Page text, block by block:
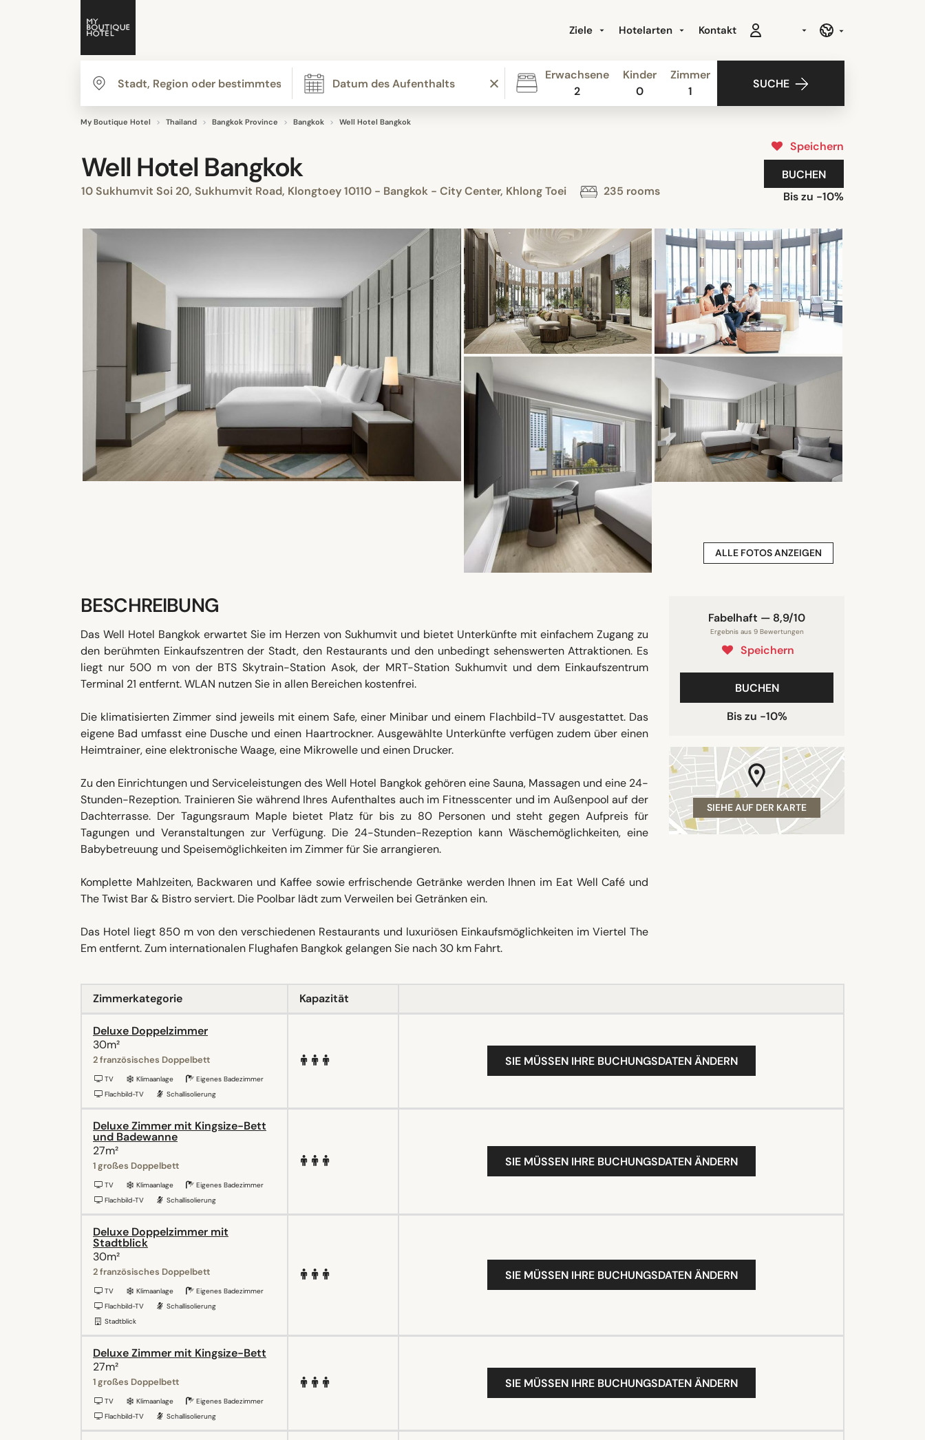
Ziele Hotelarten Kontakt
Erwachsene
2
Kinder
0
Zimmer
1
SUCHE
My Boutique Hotel Thailand Bangkok Province Bangkok Well Hotel Bangkok
Well Hotel Bangkok
10 Sukhumvit Soi 20, Sukhumvit Road, Klongtoey 10110 - Bangkok - City Center, Khlong Toei 235 rooms
Speichern
BUCHEN
Bis zu -10%
ALLE FOTOS ANZEIGEN
Fabelhaft — 8,9/10
Ergebnis aus 9 Bewertungen
Speichern
BUCHEN
Bis zu -10%
SIEHE AUF DER KARTE
BESCHREIBUNG
Das Well Hotel Bangkok erwartet Sie im Herzen von Sukhumvit und bietet Unterkünfte mit einfachem Zugang zu
den berühmten Einkaufszentren der Stadt, den Restaurants und den unbedingt sehenswerten Attraktionen. Es
liegt nur 500 m von der BTS Skytrain-Station Asok, der MRT-Station Sukhumvit und dem Einkaufszentrum
Terminal 21 entfernt. WLAN nutzen Sie in allen Bereichen kostenfrei.
Die klimatisierten Zimmer sind jeweils mit einem Safe, einer Minibar und einem Flachbild-TV ausgestattet. Das
eigene Bad umfasst eine Dusche und einen Haartrockner. Ausgewählte Unterkünfte verfügen zudem über einen
Heimtrainer, eine elektronische Waage, eine Mikrowelle und einen Drucker.
Zu den Einrichtungen und Serviceleistungen des Well Hotel Bangkok gehören eine Sauna, Massagen und eine 24-
Stunden-Rezeption. Trainieren Sie während Ihres Aufenthaltes auch im Fitnesscenter und im Außenpool auf der
Dachterrasse. Der Tagungsraum Maple bietet Platz für bis zu 80 Personen und steht gegen Aufpreis für
Tagungen und Veranstaltungen zur Verfügung. Die 24-Stunden-Rezeption kann Wäschemöglichkeiten, eine
Babybetreuung und Speisemöglichkeiten im Zimmer für Sie arrangieren.
Komplette Mahlzeiten, Backwaren und Kaffee sowie erfrischende Getränke werden Ihnen im Eat Well Café und
The Twist Bar & Bistro serviert. Die Poolbar lädt zum Verweilen bei Getränken ein.
Das Hotel liegt 850 m von den verschiedenen Restaurants und luxuriösen Einkaufsmöglichkeiten im Viertel The
Em entfernt. Zum internationalen Flughafen Bangkok gelangen Sie nach 30 km Fahrt.
Zimmerkategorie Kapazität
Deluxe Doppelzimmer
30m²
2 französisches Doppelbett
TV Klimaanlage
Eigenes Badezimmer
Flachbild-TV
Schallisolierung
SIE MÜSSEN IHRE BUCHUNGSDATEN ÄNDERN
Deluxe Zimmer mit Kingsize-Bett
und Badewanne
27m²
1 großes Doppelbett
TV Klimaanlage
Eigenes Badezimmer
Flachbild-TV
Schallisolierung
SIE MÜSSEN IHRE BUCHUNGSDATEN ÄNDERN
Deluxe Doppelzimmer mit
Stadtblick
30m²
2 französisches Doppelbett
TV Klimaanlage
Eigenes Badezimmer
Flachbild-TV
Schallisolierung
Stadtblick
SIE MÜSSEN IHRE BUCHUNGSDATEN ÄNDERN
Deluxe Zimmer mit Kingsize-Bett
27m²
1 großes Doppelbett
TV Klimaanlage
Eigenes Badezimmer
Flachbild-TV
Schallisolierung
SIE MÜSSEN IHRE BUCHUNGSDATEN ÄNDERN